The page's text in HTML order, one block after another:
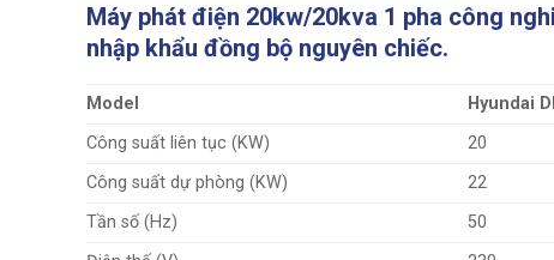
Máy phát điện 20kw/20kva 1 pha công
nhập khẩu đồng bộ nguyên chiếc.
Model
Hyundai
Công suất liên tục (KW)
20
Công suất dự phòng (KW)
22
Tần số (Hz)
50